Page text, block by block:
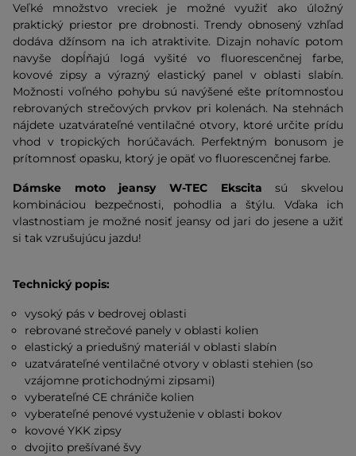
Veľké množstvo vreciek je možné využiť ako úložný
praktický priestor pre drobnosti. Trendy obnosený vzhľad
dodáva džínsom na ich atraktivite. Dizajn nohavíc potom
navyše dopĺňajú logá vyšité vo fluorescenčnej farbe,
kovové zipsy a výrazný elastický panel v oblasti slabín.
Možnosti voľného pohybu sú navýšené ešte prítomnosťou
rebrovaných strečových prvkov pri kolenách. Na stehnách
nájdete uzatvárateľné ventilačné otvory, ktoré určite prídu
vhod v tropických horúčavách. Perfektným bonusom je
prítomnosť opasku, ktorý je opäť vo fluorescenčnej farbe.
Dámske moto jeansy W-TEC Ekscita sú skvelou
kombináciou bezpečnosti, pohodlia a štýlu. Vďaka ich
vlastnostiam je možné nosiť jeansy od jari do jesene a užiť
si tak vzrušujúcu jazdu!
Technický popis:
vysoký pás v bedrovej oblasti
rebrované strečové panely v oblasti kolien
elastický a priedušný materiál v oblasti slabín
uzatvárateľné ventilačné otvory v oblasti stehien (so
vzájomne protichodnými zipsami)
vyberateľné CE chrániče kolien
vyberateľné penové vystuženie v oblasti bokov
kovové YKK zipsy
dvojito prešívané švy